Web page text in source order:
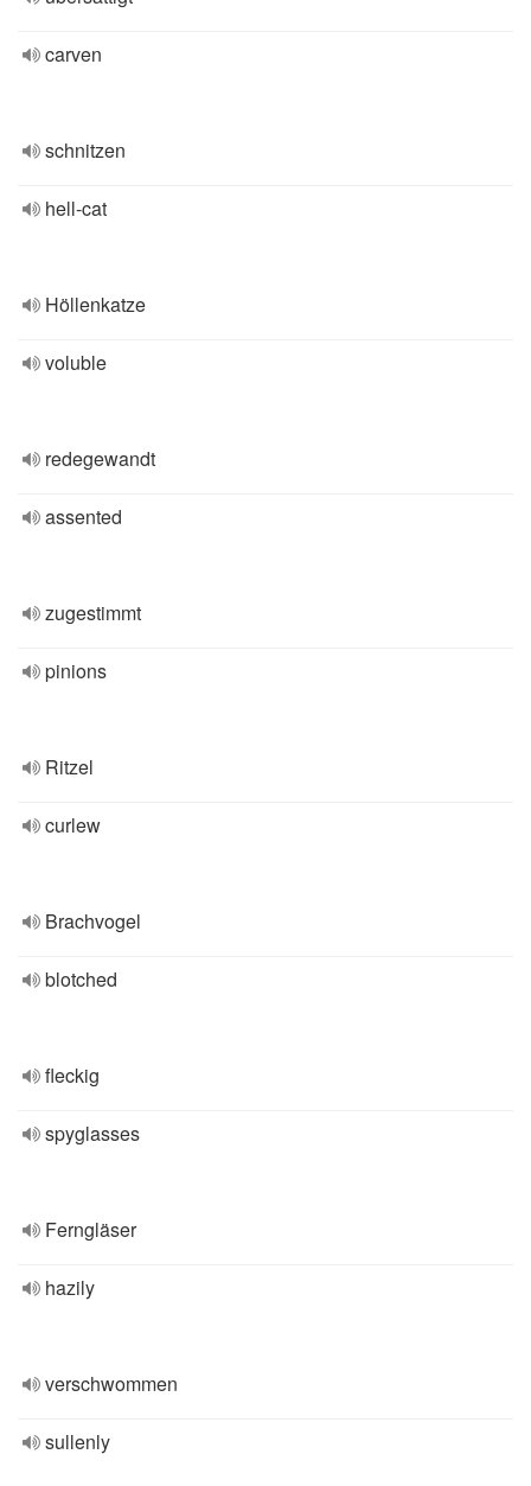
carven
schnitzen
hell-cat
Höllenkatze
voluble
redegewandt
assented
zugestimmt
pinions
Ritzel
curlew
Brachvogel
blotched
fleckig
spyglasses
Ferngläser
hazily
verschwommen
sullenly